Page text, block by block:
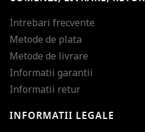
Intrebari frecvente
Metode de plata
Metode de livrare
Informatii garantii
Informatii retur
INFORMATII LEGALE